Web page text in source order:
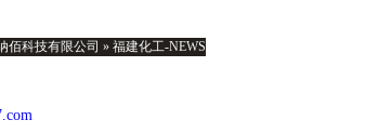
佰科技有限公司 » 福建化工-NEWS